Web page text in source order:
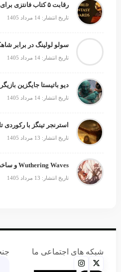
رقابت ۵ کتاب فانتزی برای جایزه جهانی ۲۰۲۶
تاریخ انتشار: 14 مرداد 1405
تاریخ انتشار: 14 مرداد 1405
دیو باتیستا جایگزین
تاریخ انتشار: 14 مرداد 1405
استرنجر تینگز با
تاریخ انتشار: 13 مرداد 1405
تاریخ انتشار: 13 مرداد 1405
شبکه های اجتماعی ما